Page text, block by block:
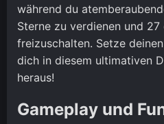
während du
Sterne zu verdienen und
freizuschalten. Setze
dich in diesem ultimativen
heraus!
Gameplay und